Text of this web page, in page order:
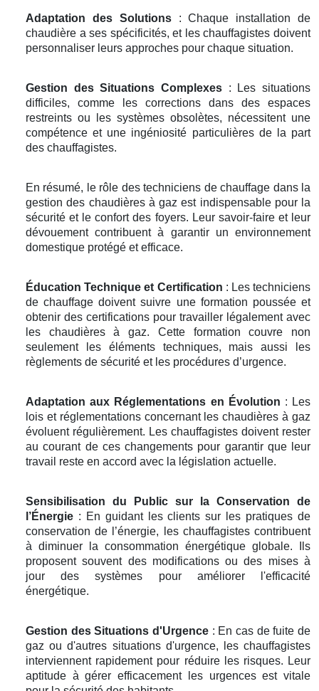
Adaptation des Solutions: Chaque installation de
chaudière a ses spécificités, et les chauffagistes doivent
personnaliser leurs approches pour chaque situation.
Gestion des Situations Complexes : Les situations
difficiles, comme les corrections dans des espaces
restreints ou les systèmes obsolètes, nécessitent une
compétence et une ingéniosité particulières de la part
des chauffagistes.
En résumé, le rôle des techniciens de chauffage dans la
gestion des chaudières à gaz est indispensable pour la
sécurité et le confort des foyers. Leur savoir-faire et leur
dévouement contribuent à garantir un environnement
domestique protégé et efficace.
Éducation Technique et Certification : Les techniciens
de chauffage doivent suivre une formation poussée et
obtenir des certifications pour travailler légalement avec
les chaudières à gaz. Cette formation couvre non
seulement les éléments techniques, mais aussi les
règlements de sécurité et les procédures d’urgence.
Adaptation aux Réglementations en Évolution : Les
lois et réglementations concernant les chaudières à gaz
évoluent régulièrement. Les chauffagistes doivent rester
au courant de ces changements pour garantir que leur
travail reste en accord avec la législation actuelle.
Sensibilisation du Public sur la Conservation de
l’Énergie : En guidant les clients sur les pratiques de
conservation de l’énergie, les chauffagistes contribuent
à diminuer la consommation énergétique globale. Ils
proposent souvent des modifications ou des mises à
jour des systèmes pour améliorer l'efficacité
énergétique.
Gestion des Situations d'Urgence : En cas de fuite de
gaz ou d'autres situations d'urgence, les chauffagistes
interviennent rapidement pour réduire les risques. Leur
aptitude à gérer efficacement les urgences est vitale